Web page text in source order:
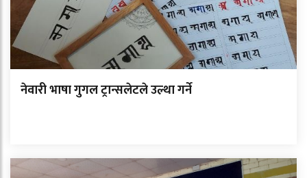
नेवारी भाषा गुगल ट्रान्सलेटले उल्था गर्ने